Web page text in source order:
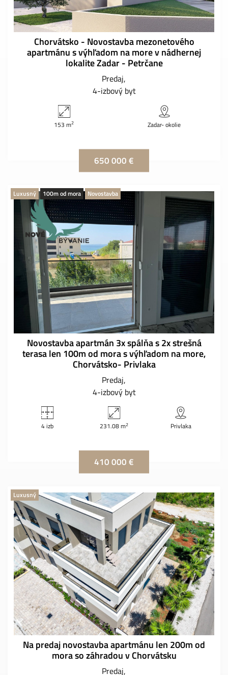
Chorvátsko - Novostavba mezonetového
apartmánu s výhľadom na more v nádhernej
lokalite Zadar - Petrčane
Predaj
4-izbový byt
153 m2 Zadar- okolie
650 000 €
Luxusný 100m od mora Novostavba
Novostavba apartmán 3x spálňa s 2x strešná
terasa len 100m od mora s výhľadom na more,
Chorvátsko- Privlaka
Predaj
4-izbový byt
4 izb 231.08 m2 Privlaka
410 000 €
Luxusný
Na predaj novostavba apartmánu len 200m od
mora so záhradou v Chorvátsku
Predaj